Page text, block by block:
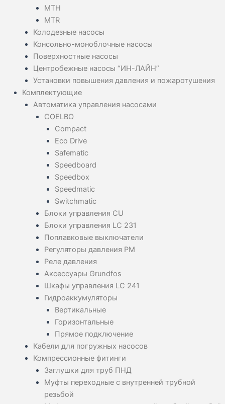
MTH
MTR
Колодезные насосы
Консольно-моноблочные насосы
Поверхностные насосы
Центробежные насосы “ИН-ЛАЙН”
Установки повышения давления и пожаротушения
Комплектующие
Автоматика управления насосами
COELBO
Compact
Eco Drive
Safematic
Speedboard
Speedbox
Speedmatic
Switchmatic
Блоки управления CU
Блоки управления LC 231
Поплавковые выключатели
Регуляторы давления PM
Реле давления
Аксессуары Grundfos
Шкафы управления LC 241
Гидроаккумуляторы
Вертикальные
Горизонтальные
Прямое подключение
Кабели для погружных насосов
Компрессионные фитинги
Заглушки для труб ПНД
Муфты переходные с внутренней трубной
резьбой